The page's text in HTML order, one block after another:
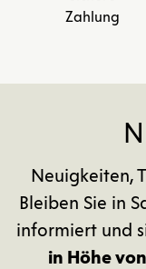
Zahlung
Neuigkeiten,
Bleiben Sie in
informiert und
in Höhe